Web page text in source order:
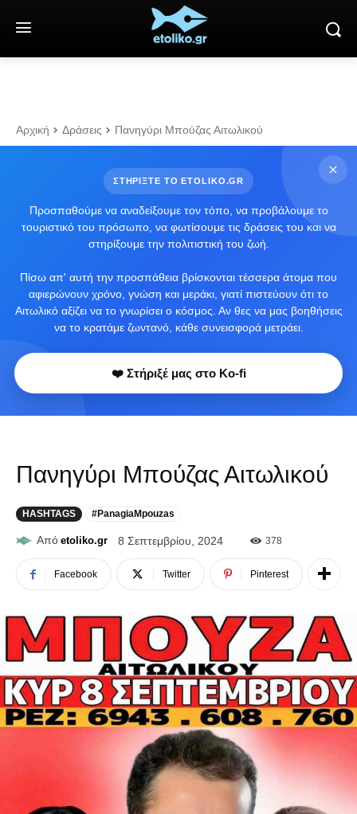
Αρχική Δράσεις Πανηγύρι Μπούζας Αιτωλικού
ΣΤΗΡΙΞΤΕ ΤΟ ETOLIKO.GR
Προσπαθούμε να αναδείξουμε τον τόπο, να προβάλουμε το
τουριστικό του πρόσωπο, να φωτίσουμε τις δράσεις του και να
στηρίξουμε την πολιτιστική του ζωή.
Πίσω απ' αυτή την προσπάθεια βρίσκονται τέσσερα άτομα που
αφιερώνουν χρόνο, γνώση και μεράκι, γιατί πιστεύουν ότι το
Αιτωλικό αξίζει να το γνωρίσει ο κόσμος. Αν θες να μας βοηθήσεις
να το κρατάμε ζωντανό, κάθε συνεισφορά μετράει.
❤️ Στήριξέ μας στο Ko-fi
Πανηγύρι Μπούζας Αιτωλικού
HASHTAGS #PanagiaMpouzas
Από etoliko.gr 8 Σεπτεμβρίου, 2024 378
Facebook Twitter Pinterest